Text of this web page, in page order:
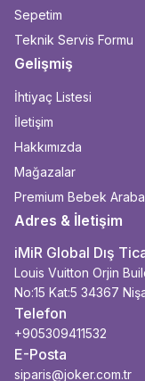
Sepetim
Teknik Servis Formu
Gelişmiş
İhtiyaç Listesi
İletişim
Hakkımızda
Mağazalar
Premium Bebek
Adres & İletişim
iMiR Global Dış
Louis Vuitton Orjin
No:15 Kat:5 34367
Telefon
+905309411532
E-Posta
siparis@joker.com.tr